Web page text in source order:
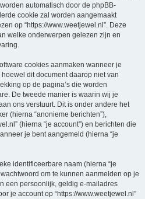
automatisch door de phpBB-
cookie zal worden aangemaakt
op “https://www.weetjewel.nl”. Deze
welke onderwerpen gelezen zijn en
cookies aanmaken wanneer je
hoewel dit document daarop niet van
op de pagina’s die worden
De tweede manier is waarin wij je
ons verstuurt. Dit is onder andere het
(hierna “anonieme berichten”),
(hierna “je account”) en berichten die
je bent aangemeld (hierna “je
identificeerbare naam (hierna “je
om te kunnen aanmelden op je
een persoonlijk, geldig e-mailadres
je account op “https://www.weetjewel.nl”